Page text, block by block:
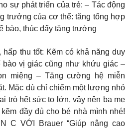
sự phát triển của trẻ: – Tác động
trưởng của cơ thể: tăng tổng hợp
bào, thúc đẩy tăng trưởng
hấp thu tốt: Kẽm có khả năng duy
bào vị giác cũng như khứu giác –
miệng – Tăng cường hệ miễn
Mặc dù chỉ chiếm một lượng nhỏ
trò hết sức to lớn, vậy nên ba mẹ
đầy đủ cho bé nhà mình nhé!
C VỚI Brauer “Giúp nâng cao